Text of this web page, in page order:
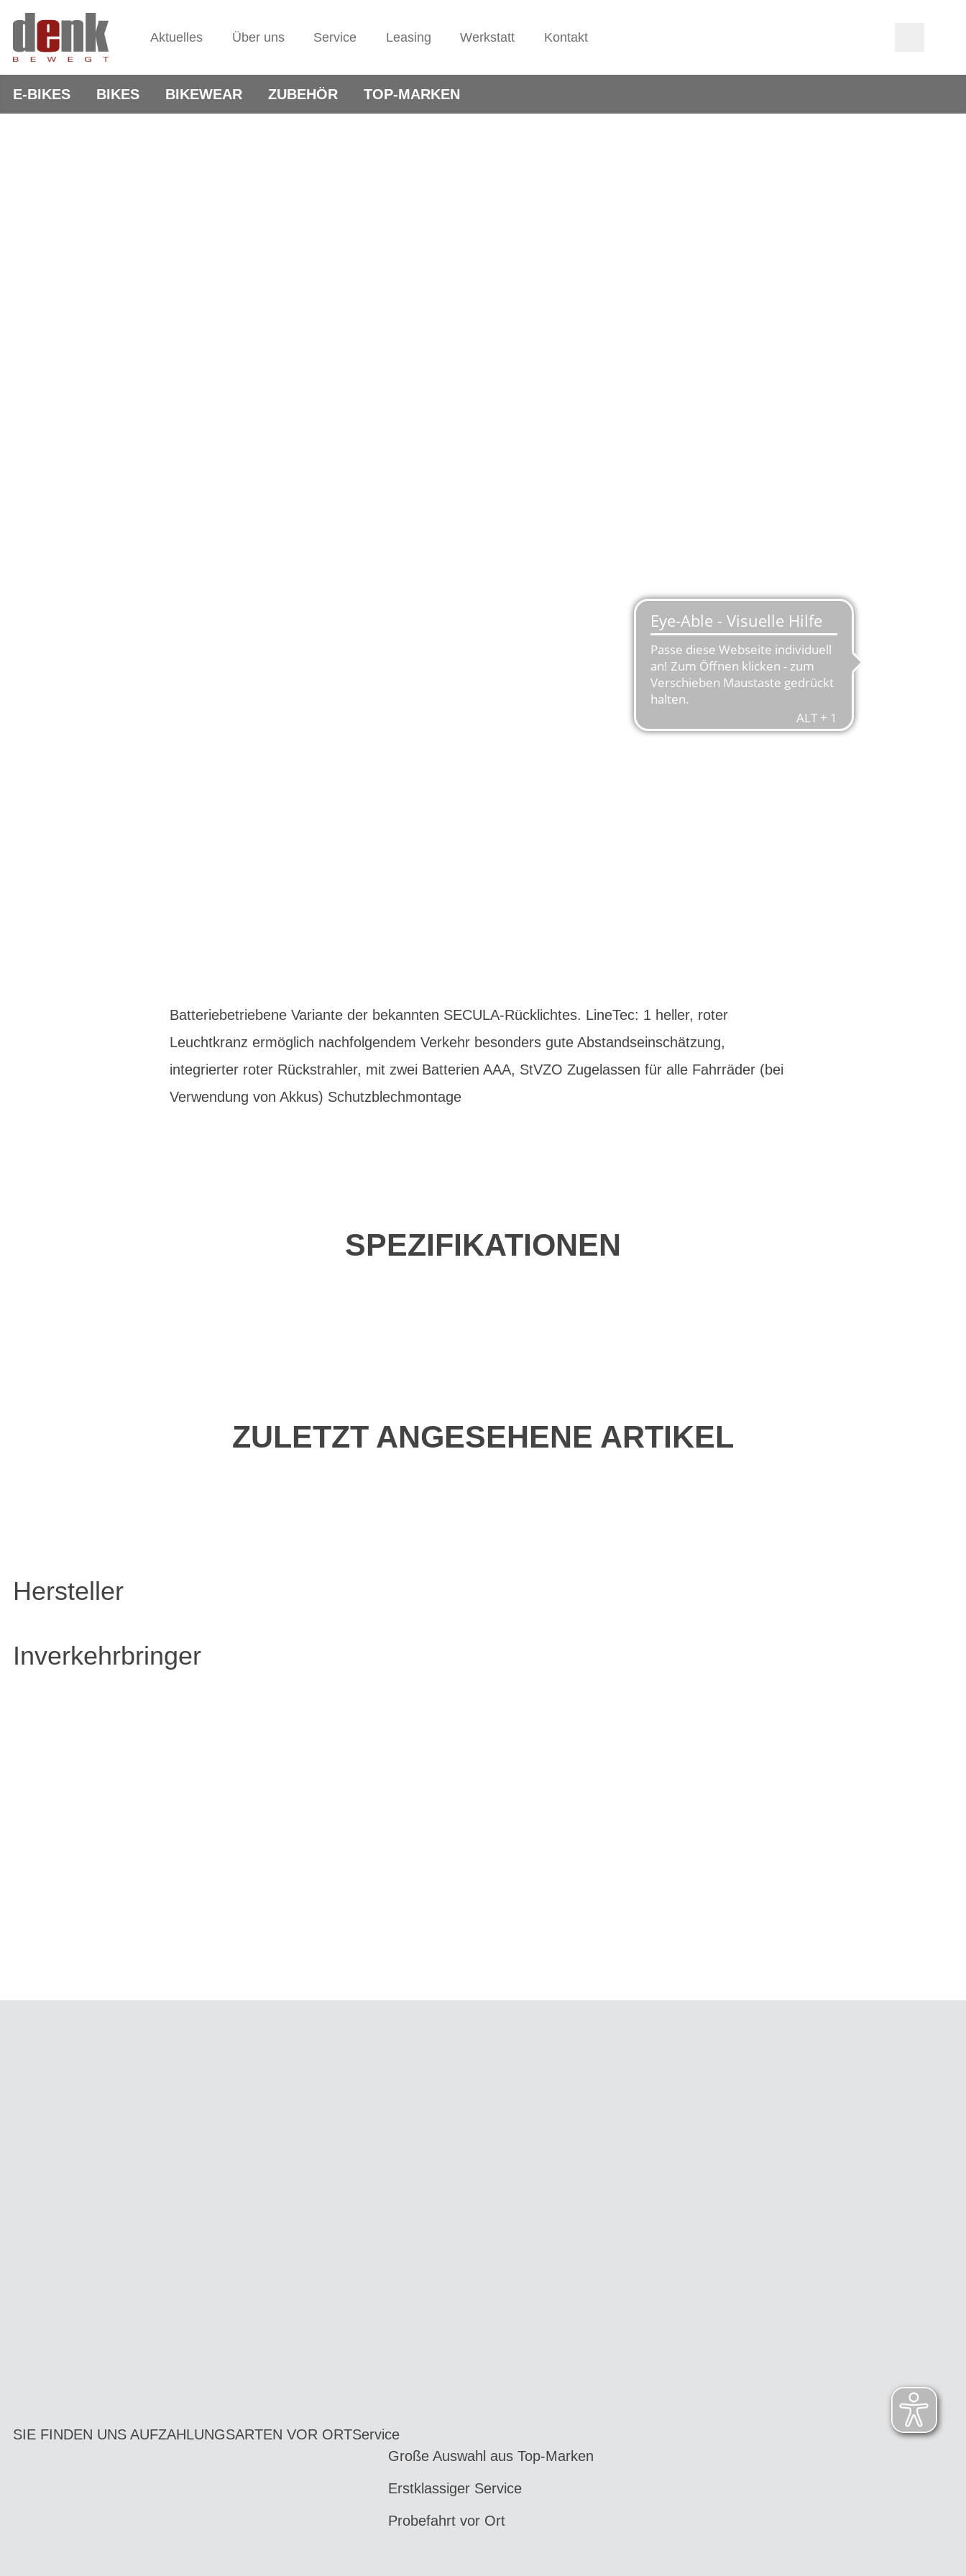
Aktuelles Über uns Service Leasing Werkstatt Kontakt
E-BIKES BIKES BIKEWEAR ZUBEHÖR TOP-MARKEN
Batteriebetriebene Variante der bekannten SECULA-Rücklichtes. LineTec: 1 heller, roter
Leuchtkranz ermöglich nachfolgendem Verkehr besonders gute Abstandseinschätzung,
integrierter roter Rückstrahler, mit zwei Batterien AAA, StVZO Zugelassen für alle Fahrräder (bei
Verwendung von Akkus) Schutzblechmontage
SPEZIFIKATIONEN
ZULETZT ANGESEHENE ARTIKEL
Hersteller
Inverkehrbringer
SIE FINDEN UNS AUFZAHLUNGSARTEN VOR ORTService
Große Auswahl aus Top-Marken
Erstklassiger Service
Probefahrt vor Ort